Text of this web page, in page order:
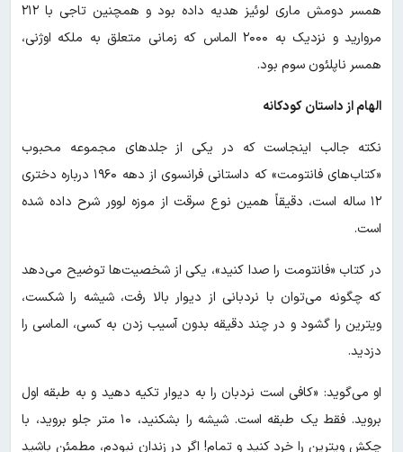
همسر دومش ماری لوئیز هدیه داده بود و همچنین تاجی با ۲۱۲
مروارید و نزدیک به ۲۰۰۰ الماس که زمانی متعلق به ملکه اوژنی،
همسر ناپلئون سوم بود.
الهام از داستان کودکانه
نکته جالب اینجاست که در یکی از جلدهای مجموعه محبوب
«کتاب‌های فانتومت» که داستانی فرانسوی از دهه ۱۹۶۰ درباره دختری
۱۲ ساله است، دقیقاً همین نوع سرقت از موزه لوور شرح داده شده
است.
در کتاب «فانتومت را صدا کنید»، یکی از شخصیت‌ها توضیح می‌دهد
که چگونه می‌توان با نردبانی از دیوار بالا رفت، شیشه را شکست،
ویترین را گشود و در چند دقیقه بدون آسیب زدن به کسی، الماسی را
دزدید.
او می‌گوید: «کافی است نردبان را به دیوار تکیه دهید و به طبقه اول
بروید. فقط یک طبقه است. شیشه را بشکنید، ۱۰ متر جلو بروید، با
چکش ویترین را خرد کنید و تمام! اگر در زندان نبودم، مطمئن باشید